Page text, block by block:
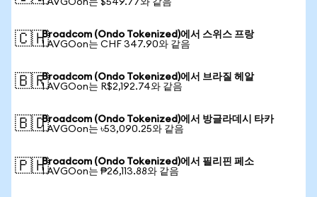
1 AVGOon는 $549.77와 같음
🇨🇭Broadcom (Ondo Tokenized)에서 스위스 프랑
1 AVGOon는 CHF 347.90와 같음
🇧🇷Broadcom (Ondo Tokenized)에서 브라질 헤알
1 AVGOon는 R$2,192.74와 같음
🇧🇩Broadcom (Ondo Tokenized)에서 방글라데시 타카
1 AVGOon는 ৳53,090.25와 같음
🇵🇭Broadcom (Ondo Tokenized)에서 필리핀 페소
1 AVGOon는 ₱26,113.88와 같음